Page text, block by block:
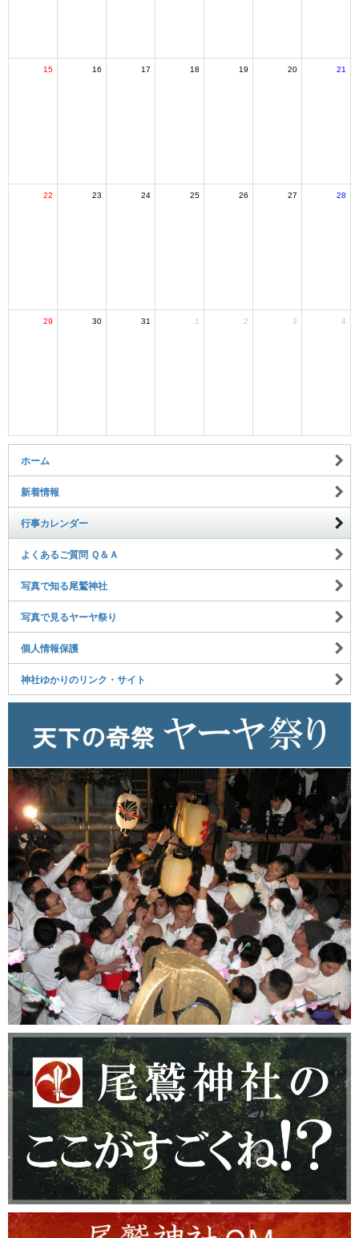
15 16 17 18 19 20 21
22 23 24 25 26 27 28
29 30 31 1 2 3 4
ホーム
新着情報
行事カレンダー
よくあるご質問 Ｑ＆Ａ
写真で知る尾鷲神社
写真で見るヤーヤ祭り
個人情報保護
神社ゆかりのリンク・サイト